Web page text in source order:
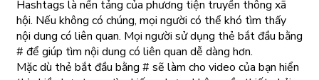
Hashtags là nền tảng của phương tiện truyền thông xã
hội. Nếu không có chúng, mọi người có thể khó tìm thấy
nội dung có liên quan. Mọi người sử dụng thẻ bắt đầu bằng
# để giúp tìm nội dung có liên quan dễ dàng hơn.
Mặc dù thẻ bắt đầu bằng # sẽ làm cho video của bạn hiển